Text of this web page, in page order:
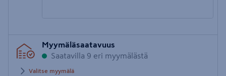
postinumero
Myymäläsaatavuus
Saatavilla 9 eri myymälästä
Valitse myymälä